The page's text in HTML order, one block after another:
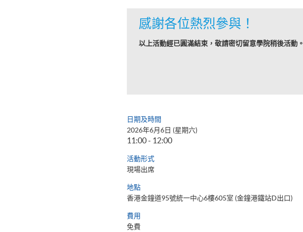
感謝各位熱烈參與！
以上活動經已圓滿結束，敬請密切留意學院稍後活動。
日期及時間
2026年6月6日 (星期六)
11:00 - 12:00
活動形式
現場出席
地點
香港金鐘道95號統一中心6樓605室 (金鐘港鐵站D出口)
費用
免費